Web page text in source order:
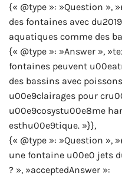
{« @type »: »Question »,
des fontaines avec
aquatiques comme des
{« @type »: »Answer »,
fontaines peuvent
des bassins avec
u00e9clairages pour
u00e9cosystu00e8me
esthu00e9tique. »}},
{« @type »: »Question »,
une fontaine u00e0 jets
? », »acceptedAnswer »: